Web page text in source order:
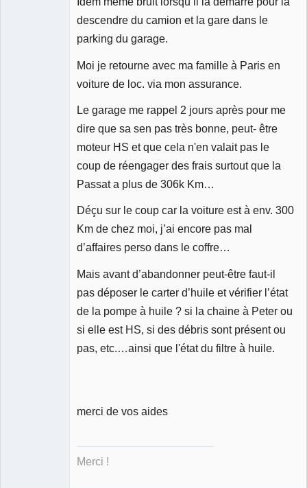
descendre du camion et la gare dans le
parking du garage.
Moi je retourne avec ma famille à Paris en
voiture de loc. via mon assurance.
Le garage me rappel 2 jours après pour me
dire que sa sen pas très bonne, peut- être
moteur HS et que cela n'en valait pas le
coup de réengager des frais surtout que la
Passat a plus de 306k Km…
Déçu sur le coup car la voiture est à env. 300
Km de chez moi, j’ai encore pas mal
d’affaires perso dans le coffre…
Mais avant d’abandonner peut-être faut-il
pas déposer le carter d’huile et vérifier l’état
de la pompe à huile ? si la chaine à Peter ou
si elle est HS, si des débris sont présent ou
pas, etc.…ainsi que l'état du filtre à huile.
merci de vos aides
Merci !